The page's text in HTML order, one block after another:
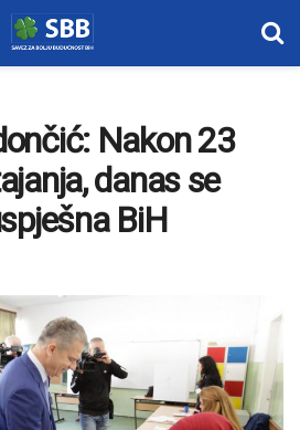
Nakon 23
danas se
BiH